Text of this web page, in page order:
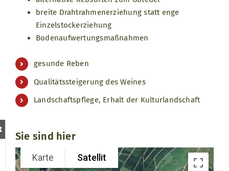
breite Drahtrahmenerziehung statt enge
Einzelstockerziehung
Bodenaufwertungsmaßnahmen
gesunde Reben
Qualitätssteigerung des Weines
Landschaftspflege, Erhalt der Kulturlandschaft
Sie sind hier
Karte Satellit